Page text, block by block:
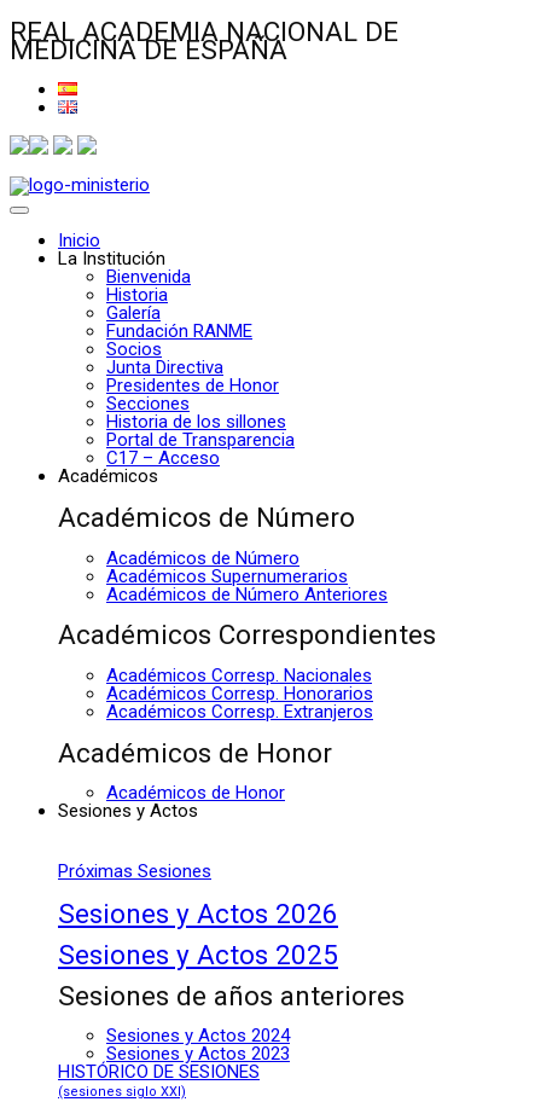
REAL ACADEMIA NACIONAL DE
MEDICINA DE ESPAÑA
Inicio
La Institución
Bienvenida
Historia
Galería
Fundación RANME
Socios
Junta Directiva
Presidentes de Honor
Secciones
Historia de los sillones
Portal de Transparencia
C17 – Acceso
Académicos
Académicos de Número
Académicos de Número
Académicos Supernumerarios
Académicos de Número Anteriores
Académicos Correspondientes
Académicos Corresp. Nacionales
Académicos Corresp. Honorarios
Académicos Corresp. Extranjeros
Académicos de Honor
Académicos de Honor
Sesiones y Actos
Próximas Sesiones
Sesiones y Actos 2026
Sesiones y Actos 2025
Sesiones de años anteriores
Sesiones y Actos 2024
Sesiones y Actos 2023
HISTÓRICO DE SESIONES
(sesiones siglo XXI)